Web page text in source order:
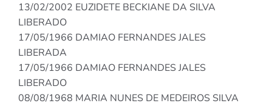
13/02/2002 EUZIDETE BECKIANE DA SILVA
LIBERADO
17/05/1966 DAMIAO FERNANDES JALES
LIBERADA
17/05/1966 DAMIAO FERNANDES JALES
LIBERADO
08/08/1968 MARIA NUNES DE MEDEIROS SILVA